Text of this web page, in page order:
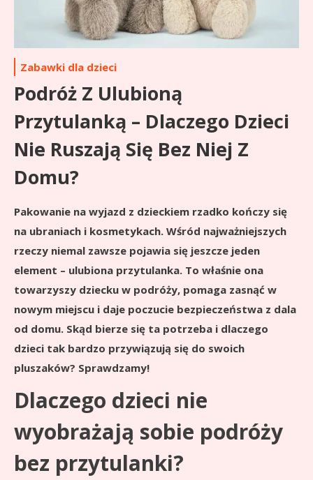
Zabawki dla dzieci
Podróż Z Ulubioną
Przytulanką – Dlaczego Dzieci
Nie Ruszają Się Bez Niej Z
Domu?
Pakowanie na wyjazd z dzieckiem rzadko kończy się
na ubraniach i kosmetykach. Wśród najważniejszych
rzeczy niemal zawsze pojawia się jeszcze jeden
element – ulubiona przytulanka. To właśnie ona
towarzyszy dziecku w podróży, pomaga zasnąć w
nowym miejscu i daje poczucie bezpieczeństwa z dala
od domu. Skąd bierze się ta potrzeba i dlaczego
dzieci tak bardzo przywiązują się do swoich
pluszaków? Sprawdzamy!
Dlaczego dzieci nie
wyobrażają sobie podróży
bez przytulanki?